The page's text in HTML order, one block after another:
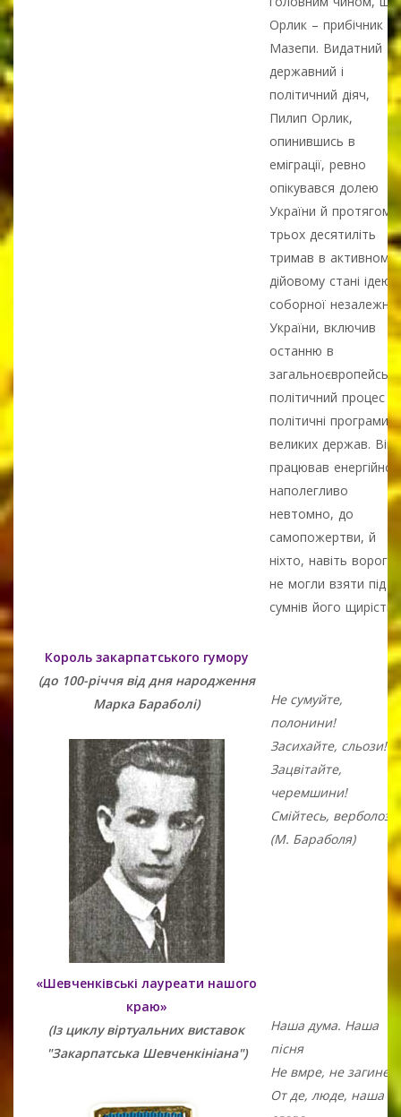
Орлик – прибічник
Мазепи. Видатний
державний і
політичний діяч,
Пилип Орлик,
опинившись в
еміграції, ревно
опікувався долею
України й протягом
трьох десятиліть
тримав в активному
дійовому стані ідею
соборної незалежної
України, включив
останню в
політичний процес і
політичні програми
великих держав. Він
працював енергійно,
наполегливо
невтомно, до
самопожертви, й
ніхто, навіть вороги
не могли взяти під
сумнів його щирість
Король закарпатського гумору
(до 100-річчя від дня народження
Марка Бараболі)
Не сумуйте,
полонини!
Засихайте, сльози!
Зацвітайте,
черемшини!
Смійтесь, верболози!
(М. Бараболя)
«Шевченківські лауреати нашого
краю»
(Із циклу віртуальних виставок
"Закарпатська Шевченкініана")
Наша дума. Наша
пісня
Не вмре, не загине…
От де, люде, наша